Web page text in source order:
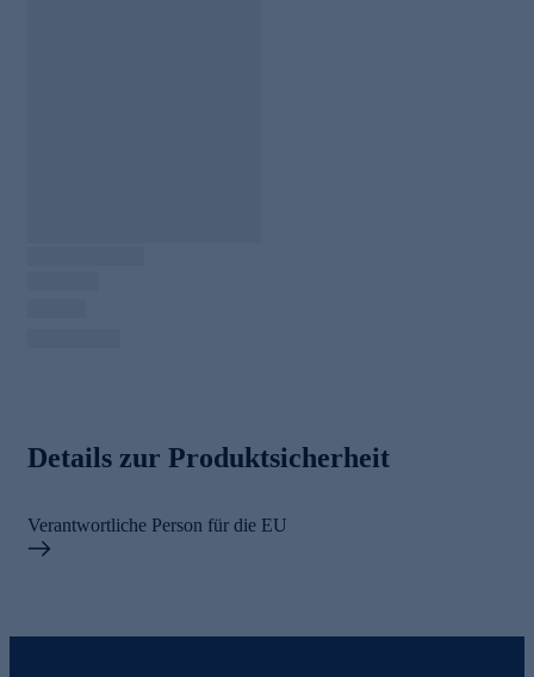
Details zur Produktsicherheit
Verantwortliche Person für die EU